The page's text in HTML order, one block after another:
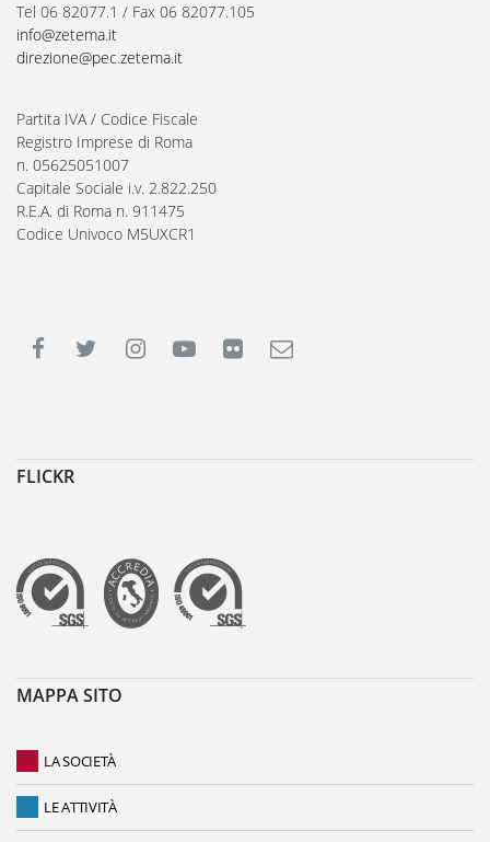
Tel 06 82077.1 / Fax 06 82077.105
info@zetema.it
direzione@pec.zetema.it
Partita IVA / Codice Fiscale
Registro Imprese di Roma
n. 05625051007
Capitale Sociale i.v. 2.822.250
R.E.A. di Roma n. 911475
Codice Univoco M5UXCR1
FLICKR
MAPPA SITO
LA SOCIETÀ
LE ATTIVITÀ